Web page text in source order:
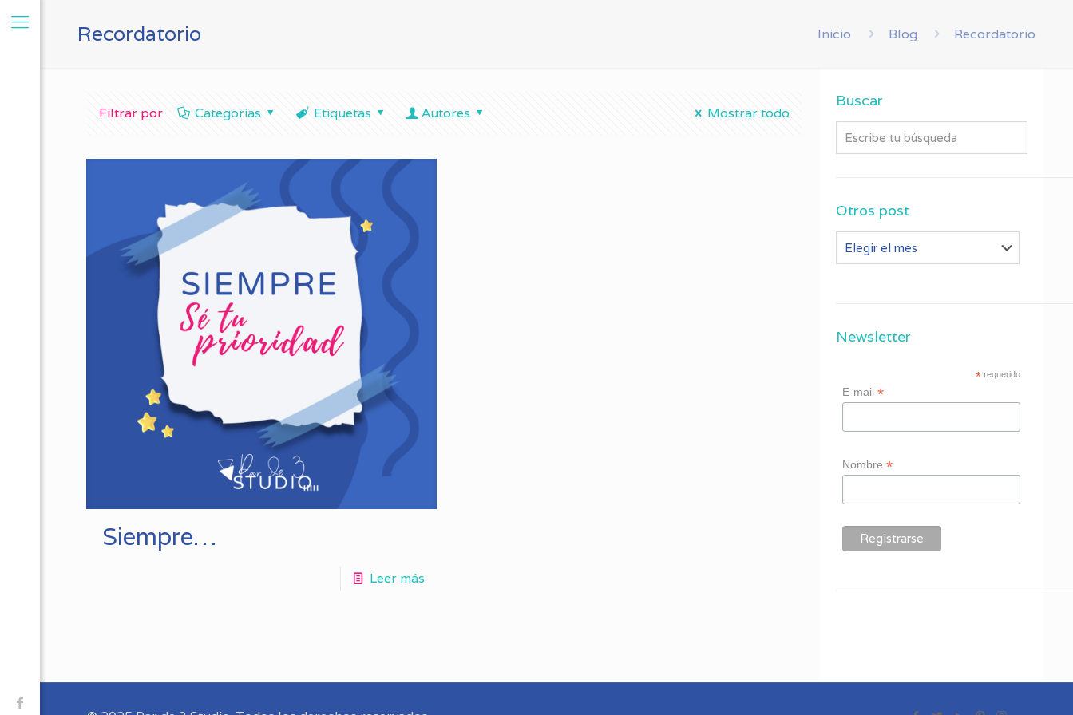
Recordatorio Inicio Blog Recordatorio
Filtrar por Categorías Etiquetas Autores Mostrar todo
Siempre…
Leer más
Buscar
Otros post
Otros
Newsletter
*requerido
E-mail *
Nombre *